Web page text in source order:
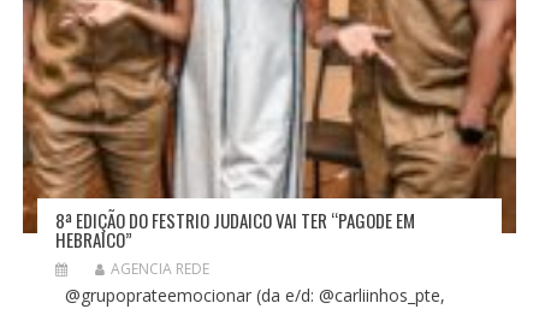
8ª EDIÇÃO DO FESTRIO JUDAICO VAI TER “PAGODE EM
HEBRAICO”
AGENCIA REDE
@grupoprateemocionar (da e/d: @carliinhos_pte,